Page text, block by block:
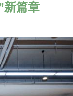
新篇章